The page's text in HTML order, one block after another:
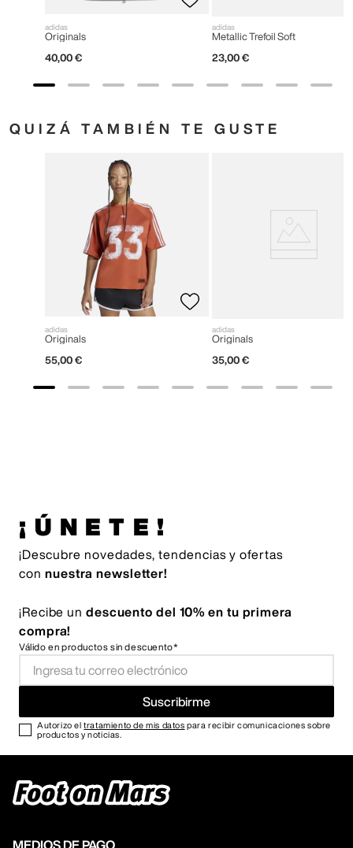
adidas
Originals
40,00 €
adidas
Metallic Trefoil Soft
23,00 €
QUIZÁ TAMBIÉN TE GUSTE
adidas
Originals
55,00 €
adidas
Originals
35,00 €
¡ÚNETE!
¡Descubre novedades, tendencias y ofertas
con nuestra newsletter!
¡Recibe un descuento del 10% en tu primera
compra!
Válido en productos sin descuento*
Suscribirme
Autorizo eltratamiento de mis datos para recibir comunicaciones sobre
productos y noticias.
MEDIOS DE PAGO